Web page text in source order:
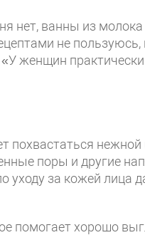
нет, ванны из
не
женщин
нежной
поры и другие
уходу за кожей лица
помогает хорошо